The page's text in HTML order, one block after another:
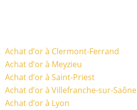
Achat d’or à Clermont-Ferrand
Achat d’or à Meyzieu
Achat d’or à Saint-Priest
Achat d’or à Villefranche-sur-Saône
Achat d’or à Lyon